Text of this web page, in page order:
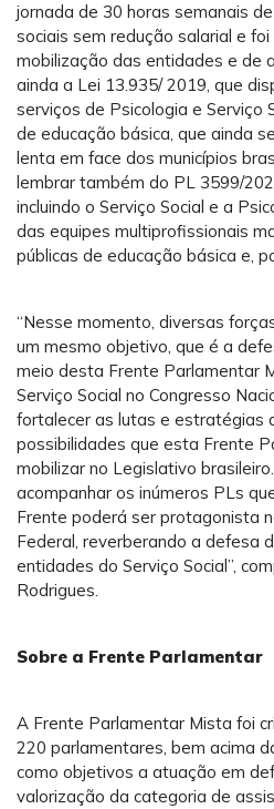
jornada de 30 horas semanais
sociais sem redução salarial e
mobilização das entidades e de
ainda a Lei 13.935/ 2019, que
serviços de Psicologia e Serviço
de educação básica, que ainda
lenta em face dos municípios
lembrar também do PL 3599/
incluindo o Serviço Social e a
das equipes multiprofissionais
públicas de educação básica e,
“Nesse momento, diversas
um mesmo objetivo, que é a
meio desta Frente Parlamentar
Serviço Social no Congresso
fortalecer as lutas e estratégias
possibilidades que esta Frente
mobilizar no Legislativo
acompanhar os inúmeros PLs
Frente poderá ser protagonista
Federal, reverberando a defesa
entidades do Serviço Social”,
Rodrigues.
Sobre a Frente Parlamentar
A Frente Parlamentar Mista foi
220 parlamentares, bem acima
como objetivos a atuação em
valorização da categoria de